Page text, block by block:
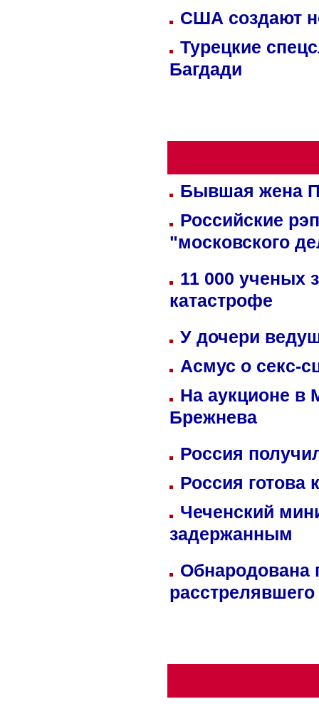
США создают
Турецкие
Багдади
Бывшая жена
Российские
"московского
11 000 ученых
катастрофе
У дочери
Асмус о секс-
На аукционе в
Брежнева
Россия
Россия готова
Чеченский
задержанным
Обнародована